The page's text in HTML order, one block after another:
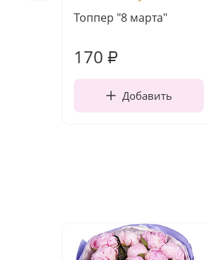
Топпер "8 марта"
170 ₽
Добавить